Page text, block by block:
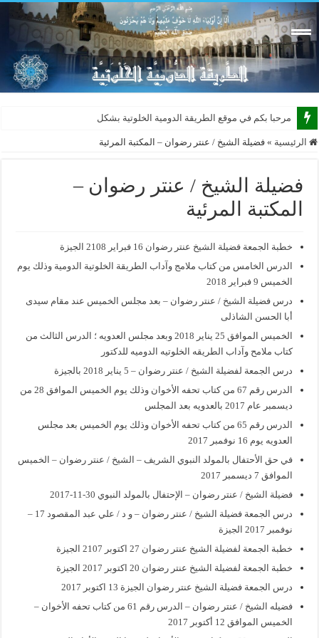
مرحبا بكم في موقع الطريقة الدومية الخلوتية بشكله الجديد
الرئيسية » فضيلة الشيخ / عنتر رضوان – المكتبة المرئية
فضيلة الشيخ / عنتر رضوان –
المكتبة المرئية
خطبة الجمعة فضيلة الشيخ عنتر رضوان 16 فبراير 2108 الجيزة
الدرس الخامس من كتاب ملامج وآداب الطريقة الخلوتية الدومية وذلك يوم
الخميس 9 فبراير 2018
درس فضيلة الشيخ / عنتر رضوان – بعد مجلس الخميس عند مقام سيدى
أبا الحسن الشاذلى
الخميس الموافق 25 يناير 2018 وبعد مجلس العدويه ؛ الدرس الثالث من
كتاب ملامح وآداب الطريقه الخلوتيه الدوميه للدكتور
درس الجمعة لفضيلة الشيخ / عنتر رضوان – 5 يناير 2018 بالجيزة
الدرس رقم 67 من كتاب تحفه الأخوان وذلك يوم الخميس الموافق 28 من
ديسمبر عام 2017 بالعدويه بعد المجلس
الدرس رقم 65 من كتاب تحفه الأخوان وذلك يوم الخميس بعد مجلس
العدويه يوم 16 نوفمبر 2017
في حق الأحتفال بالمولد النبوي الشريف – الشيخ / عنتر رضوان – الخميس
الموافق 7 ديسمبر 2017
فضيلة الشيخ / عنتر رضوان – الإحتفال بالمولد النبوي 30-11-2017
درس الجمعة فضيلة الشيخ / عنتر رضوان – و د / علي عبد المقصود 17 –
نوفمبر 2017 الجيزة
خطبة الجمعة لفضيلة الشيخ عنتر رضوان 27 اكتوبر 2107 الجيزة
خطبة الجمعة لفضيلة الشيخ عنتر رضوان 20 اكتوبر 2017 الجيزة
درس الجمعة فضيلة الشيخ عنتر رضوان الجيزة 13 اكتوبر 2017
فضيله الشيخ / عنتر رضوان – الدرس رقم 61 من كتاب تحفه الأخوان –
الخميس الموافق 12 أكتوبر 2017